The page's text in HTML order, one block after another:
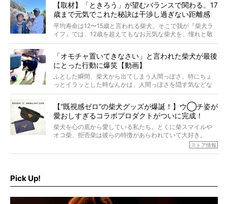
【取材】「ときろう」が望むバランスで関わる。17
歳まで元気でこれた秘訣は干渉し過ぎない距離感
#38ときろう
平均寿命は12〜15歳と言われる柴犬。そこで我が『柴犬ラ
イフ』では、12歳を超えてもなお元気な柴犬を、憧れと敬
意を込めて“レジェンド柴”と呼んでいます。 この特集で
ォーカスし、その元気の秘訣や、老犬と暮らすうえで大切
だと思うことを、オーナーさんに語っていただきます。今
回登場してくれたのは、17歳のときろうくん。小さい頃か
ら食が細かったため、何でも食べさせてきたということで
「オモチャ置いてきなさい」と言われた柴犬が最後
にとった行動に爆笑【動画】
ふとした瞬間、柴犬から出てしまう人間っぽさ。特にちょ
っとイラッとした時なんかは、人間っぽさを隠す気などな
いように見えます。もしかして本当の本当は、中身は人間
【“既視感ゼロ”の柴犬グッズが爆誕！】ウ◯チ姿が
愛おしすぎるコラボプロダクトがついに完成！
柴犬を心の底から愛している私たち。とくに柴スマイルや
オコ柴、拒否柴は彼らの特徴があらわれていて大好き。
でもちょっと待て…もうひとつ、忘れてはならない愛おしい
ストア情報
Pick Up!